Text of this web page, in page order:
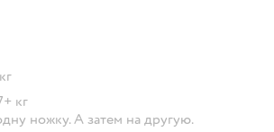
кг
ножку. А затем на другую.